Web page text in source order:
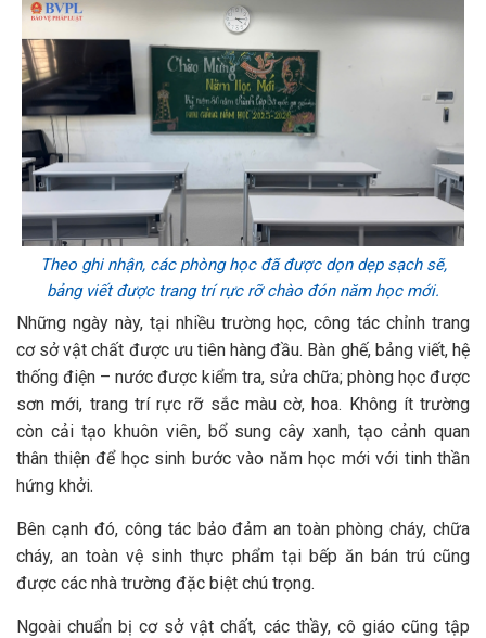
Theo ghi nhận, các phòng học đã được dọn dẹp sạch sẽ,
bảng viết được trang trí rực rỡ chào đón năm học mới.
Những ngày này, tại nhiều trường học, công tác chỉnh trang
cơ sở vật chất được ưu tiên hàng đầu. Bàn ghế, bảng viết, hệ
thống điện – nước được kiểm tra, sửa chữa; phòng học được
sơn mới, trang trí rực rỡ sắc màu cờ, hoa. Không ít trường
còn cải tạo khuôn viên, bổ sung cây xanh, tạo cảnh quan
thân thiện để học sinh bước vào năm học mới với tinh thần
hứng khởi.
Bên cạnh đó, công tác bảo đảm an toàn phòng cháy, chữa
cháy, an toàn vệ sinh thực phẩm tại bếp ăn bán trú cũng
được các nhà trường đặc biệt chú trọng.
Ngoài chuẩn bị cơ sở vật chất, các thầy, cô giáo cũng tập